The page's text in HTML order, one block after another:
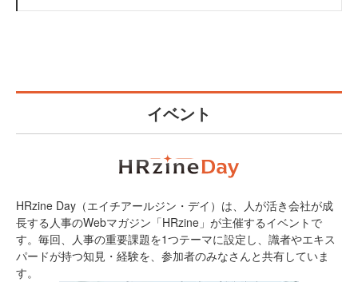
イベント
HRzine Day（エイチアールジン・デイ）は、人が活き会社が成
長する人事のWebマガジン「HRzine」が主催するイベントで
す。毎回、人事の重要課題を1つテーマに設定し、識者やエキス
パードが持つ知見・経験を、参加者のみなさんと共有していま
す。